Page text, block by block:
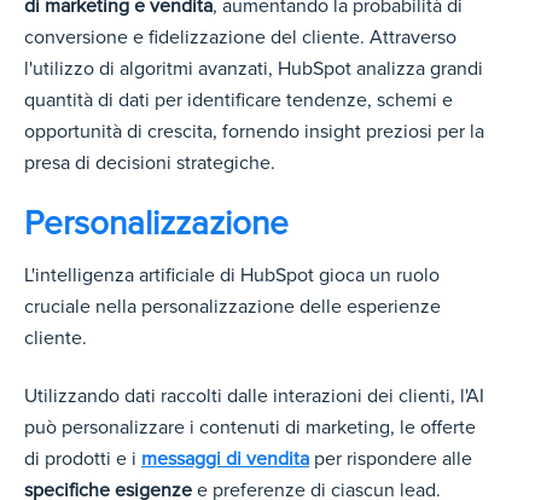
di marketing e vendita, aumentando la probabilità di
conversione e fidelizzazione del cliente. Attraverso
l'utilizzo di algoritmi avanzati, HubSpot analizza grandi
quantità di dati per identificare tendenze, schemi e
opportunità di crescita, fornendo insight preziosi per la
presa di decisioni strategiche.
Personalizzazione
L'intelligenza artificiale di HubSpot gioca un ruolo
cruciale nella personalizzazione delle esperienze
cliente.
Utilizzando dati raccolti dalle interazioni dei clienti, l'AI
può personalizzare i contenuti di marketing, le offerte
di prodotti e i messaggi di vendita per rispondere alle
specifiche esigenze e preferenze di ciascun lead.